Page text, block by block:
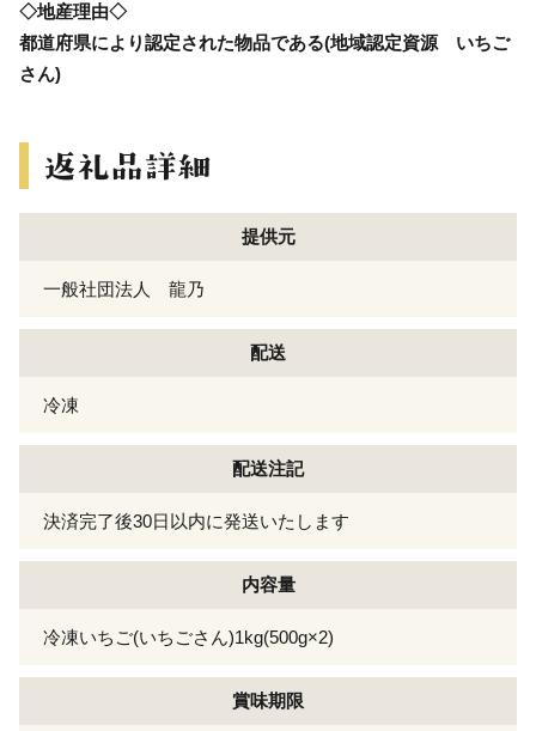
◇地産理由◇
都道府県により認定された物品である(地域認定資源 いちご
さん)
提供元
一般社団法人 龍乃
配送
冷凍
配送注記
決済完了後30日以内に発送いたします
内容量
冷凍いちご(いちごさん)1kg(500g×2)
賞味期限